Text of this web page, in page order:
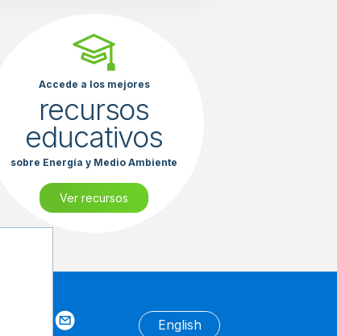
Accede a los mejores
recursos
educativos
sobre Energía y Medio Ambiente
Ver recursos
English